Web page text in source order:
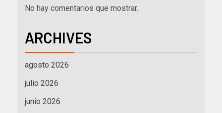
No hay comentarios que mostrar.
ARCHIVES
agosto 2026
julio 2026
junio 2026